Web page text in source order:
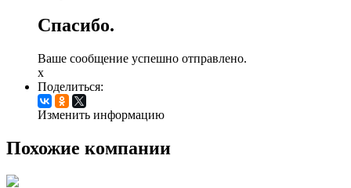
Спасибо.
Ваше сообщение успешно отправлено.
x
Поделиться:
Изменить информацию
Похожие компании